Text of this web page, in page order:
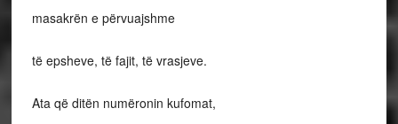
masakrën e përvuajshme
të epsheve, të fajit, të vrasjeve.
Ata që ditën numëronin kufomat,